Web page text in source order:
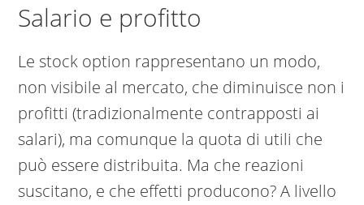
Salario e profitto
Le stock option rappresentano un modo,
non visibile al mercato, che diminuisce non i
profitti (tradizionalmente contrapposti ai
salari), ma comunque la quota di utili che
può essere distribuita. Ma che reazioni
suscitano, e che effetti producono? A livello